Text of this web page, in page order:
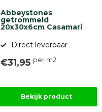
Abbeystones
getrommeld
20x30x6cm Casamari
Direct leverbaar
€31,95 per m2
Bekijk product